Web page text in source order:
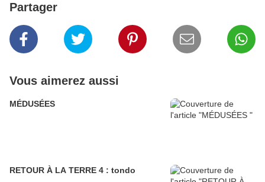
Partager
Vous aimerez aussi
MÉDUSÉES
RETOUR À LA TERRE 4 : tondo